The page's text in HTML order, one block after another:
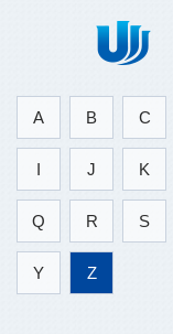
A B C
I J K
Q R S
Y Z